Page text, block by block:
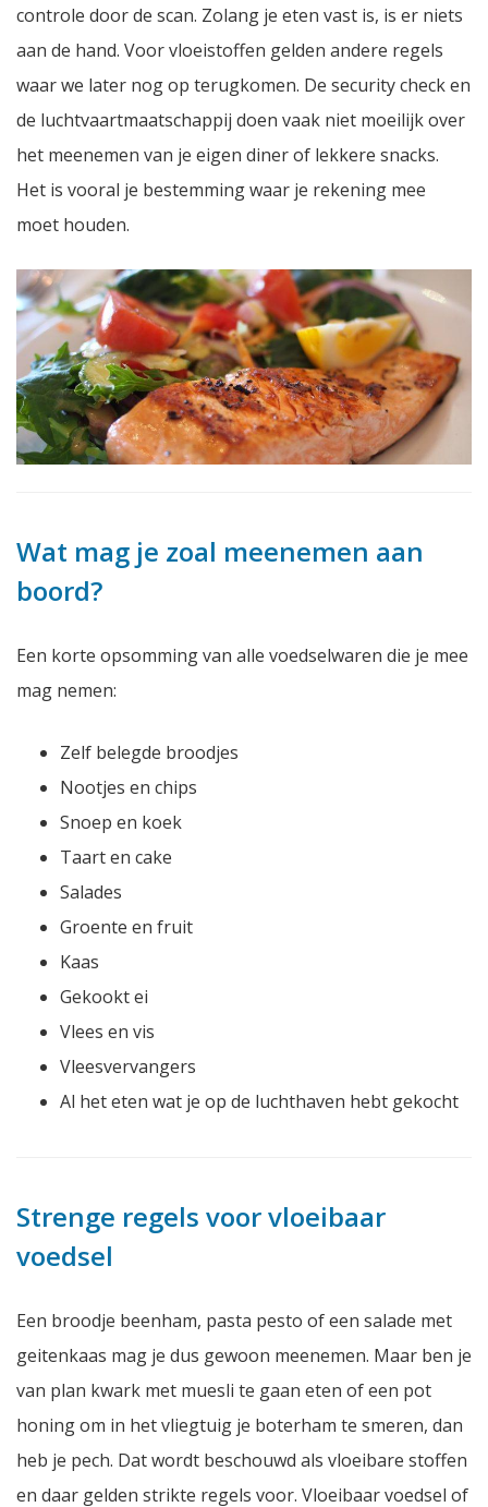
controle door de scan. Zolang je eten vast is, is er niets
aan de hand. Voor vloeistoffen gelden andere regels
waar we later nog op terugkomen. De security check en
de luchtvaartmaatschappij doen vaak niet moeilijk over
het meenemen van je eigen diner of lekkere snacks.
Het is vooral je bestemming waar je rekening mee
moet houden.
Wat mag je zoal meenemen aan
boord?
Een korte opsomming van alle voedselwaren die je mee
mag nemen:
Zelf belegde broodjes
Nootjes en chips
Snoep en koek
Taart en cake
Salades
Groente en fruit
Kaas
Gekookt ei
Vlees en vis
Vleesvervangers
Al het eten wat je op de luchthaven hebt gekocht
Strenge regels voor vloeibaar
voedsel
Een broodje beenham, pasta pesto of een salade met
geitenkaas mag je dus gewoon meenemen. Maar ben je
van plan kwark met muesli te gaan eten of een pot
honing om in het vliegtuig je boterham te smeren, dan
heb je pech. Dat wordt beschouwd als vloeibare stoffen
en daar gelden strikte regels voor. Vloeibaar voedsel of